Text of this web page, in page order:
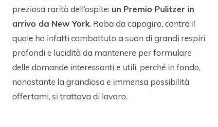
preziosa rarità dell’ospite: un Premio Pulitzer in
arrivo da New York. Roba da capogiro, contro il
quale ho infatti combattuto a suon di grandi respiri
profondi e lucidità da mantenere per formulare
delle domande interessanti e utili, perché in fondo,
nonostante la grandiosa e immensa possibilità
offertami, si trattava di lavoro.